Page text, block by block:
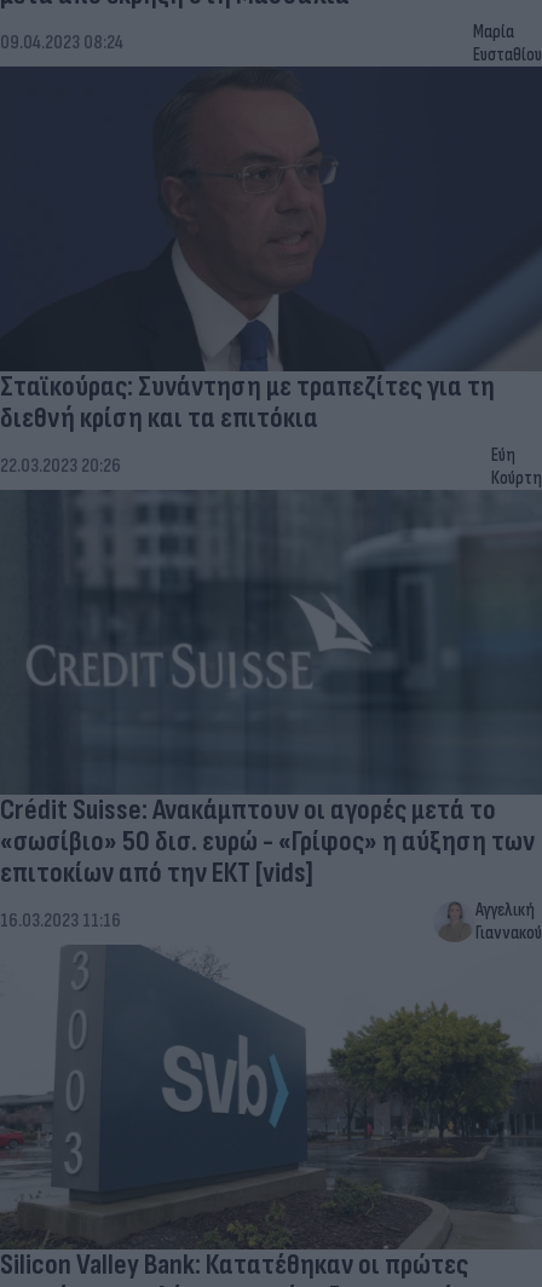
09.04.2023 08:24
Μαρία
Ευσταθίου
Σταϊκούρας: Συνάντηση με τραπεζίτες για τη
διεθνή κρίση και τα επιτόκια
22.03.2023 20:26
Εύη
Κούρτη
Crédit Suisse: Ανακάμπτουν οι αγορές μετά το
«σωσίβιο» 50 δισ. ευρώ - «Γρίφος» η αύξηση των
επιτοκίων από την ΕΚΤ [vids]
16.03.2023 11:16
Αγγελική
Γιαννακού
Silicon Valley Bank: Κατατέθηκαν οι πρώτες